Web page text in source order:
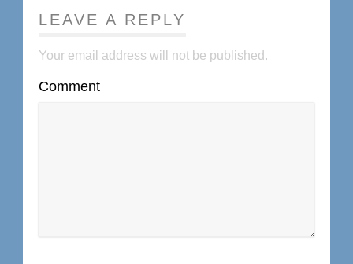
LEAVE A REPLY
Your email address will not be published.
Comment